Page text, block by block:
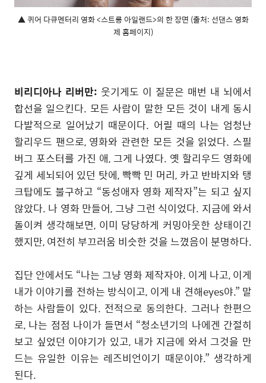
▲ 퀴어 다큐멘터리 영화 <스트롱 아일랜드>의 한 장면 (출처: 선댄스 영화
제 홈페이지)
비리디아나 리버만: 웃기게도 이 질문은 매번 내 뇌에서
합선을 일으킨다. 모든 사람이 말한 모든 것이 내게 동시
다발적으로 일어났기 때문이다. 어릴 때의 나는 엄청난
할리우드 팬으로, 영화와 관련한 모든 것을 읽었다. 스필
버그 포스터를 가진 애, 그게 나였다. 옛 할리우드 영화에
깊게 세뇌되어 있던 탓에, 빡빡 민 머리, 카고 반바지와 탱
크탑에도 불구하고 “동성애자영화 제작자”는 되고 싶지
않았다. 나 영화 만들어, 그냥 그런 식이었다. 지금에 와서
돌이켜 생각해보면, 이미 당당하게 커밍아웃한 상태이긴
했지만,여전히 부끄러움 비슷한 것을 느꼈음이 분명하다.
집단 안에서도 “나는 그냥 영화 제작자야. 이게 나고,이게
내가 이야기를 전하는 방식이고, 이게 내 견해eyes야.” 말
하는 사람들이 있다. 전적으로 동의한다. 그러나 한편으
로, 나는 점점 나이가 들면서 “청소년기의 나에겐 간절히
보고 싶었던 이야기가 있고, 내가 지금에 와서 그것을 만
드는 유일한 이유는 레즈비언이기 때문이야.” 생각하게
된다.